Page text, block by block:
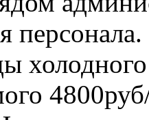
персонала.